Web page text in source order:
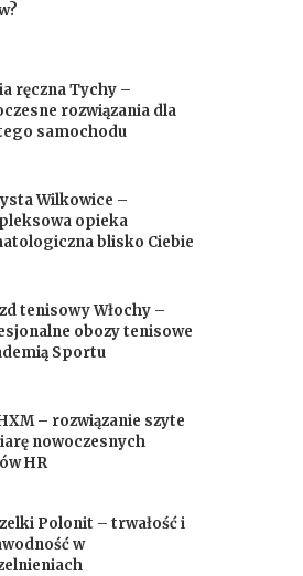
ręczna Tychy –
rozwiązania dla
samochodu
Wilkowice –
opieka
blisko Ciebie
tenisowy Włochy –
obozy tenisowe
Sportu
– rozwiązanie szyte
nowoczesnych
HR
Polonit – trwałość i
w